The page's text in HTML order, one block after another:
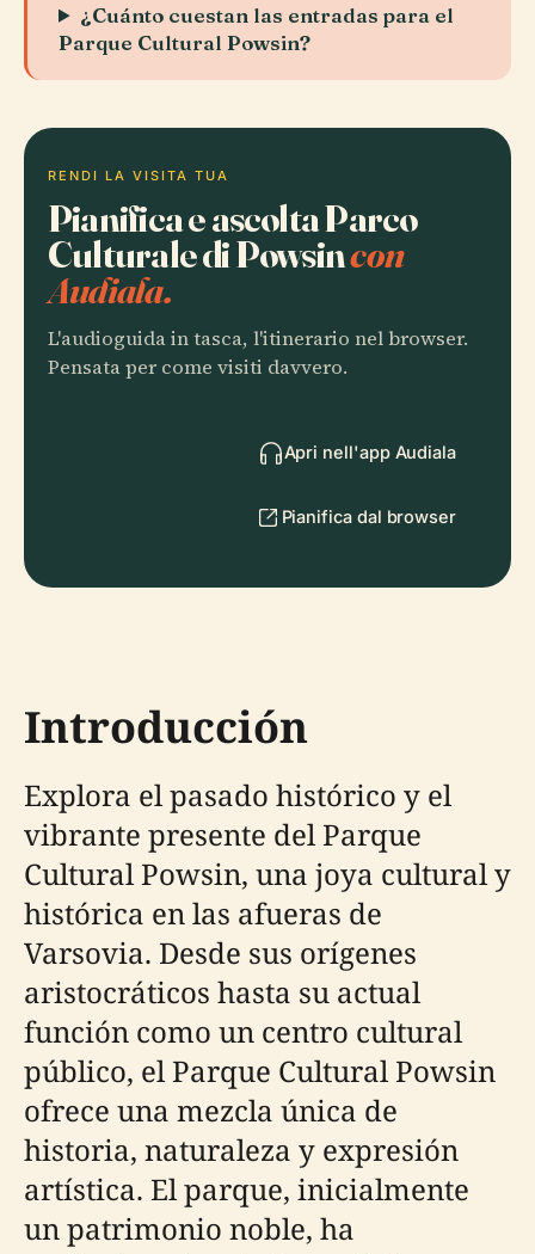
¿Cuánto cuestan las entradas para el
Parque Cultural Powsin?
RENDI LA VISITA TUA
Pianifica e ascolta Parco
Culturale di Powsincon
Audiala.
L'audioguida in tasca, l'itinerario nel browser.
Pensata per come visiti davvero.
Apri nell'app Audiala
Pianifica dal browser
Introducción
Explora el pasado histórico y el
vibrante presente del Parque
Cultural Powsin, una joya cultural y
histórica en las afueras de
Varsovia. Desde sus orígenes
aristocráticos hasta su actual
función como un centro cultural
público, el Parque Cultural Powsin
ofrece una mezcla única de
historia, naturaleza y expresión
artística. El parque, inicialmente
un patrimonio noble, ha